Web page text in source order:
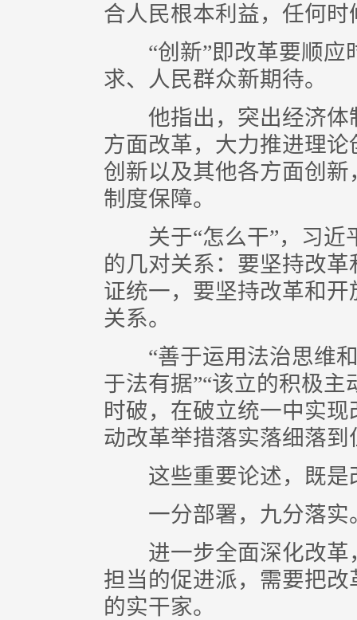
合人民根本利益，任何
“创新”即改革要顺应
求、人民群众新期待。
他指出，突出经济体
方面改革，大力推进理
创新以及其他各方面创
制度保障。
关于“怎么干”，习近
的几对关系：要坚持改
证统一，要坚持改革和
关系。
“善于运用法治思维和
于法有据”“该立的积极
时破，在破立统一中实
动改革举措落实落细落
这些重要论述，既是
一分部署，九分落实
进一步全面深化改革
担当的促进派，需要把
的实干家。